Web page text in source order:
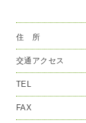
住 所
交通アクセス
TEL
FAX